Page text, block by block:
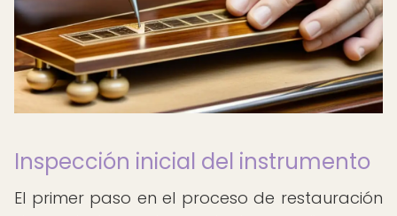
Inspección inicial del instrumento
El primer paso en el proceso de restauración